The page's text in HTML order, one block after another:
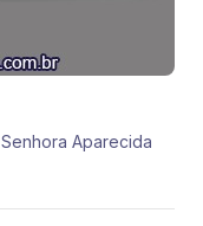
Aparecida